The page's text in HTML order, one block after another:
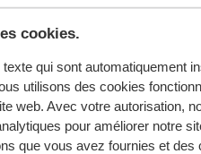
cookies.
qui sont automatiquement
utilisons des cookies
web. Avec votre autorisation,
pour améliorer notre
que vous avez fournies et
hébergement.